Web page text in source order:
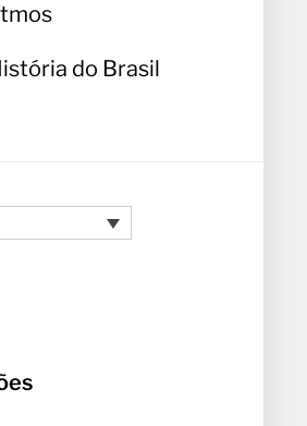
do Brasil